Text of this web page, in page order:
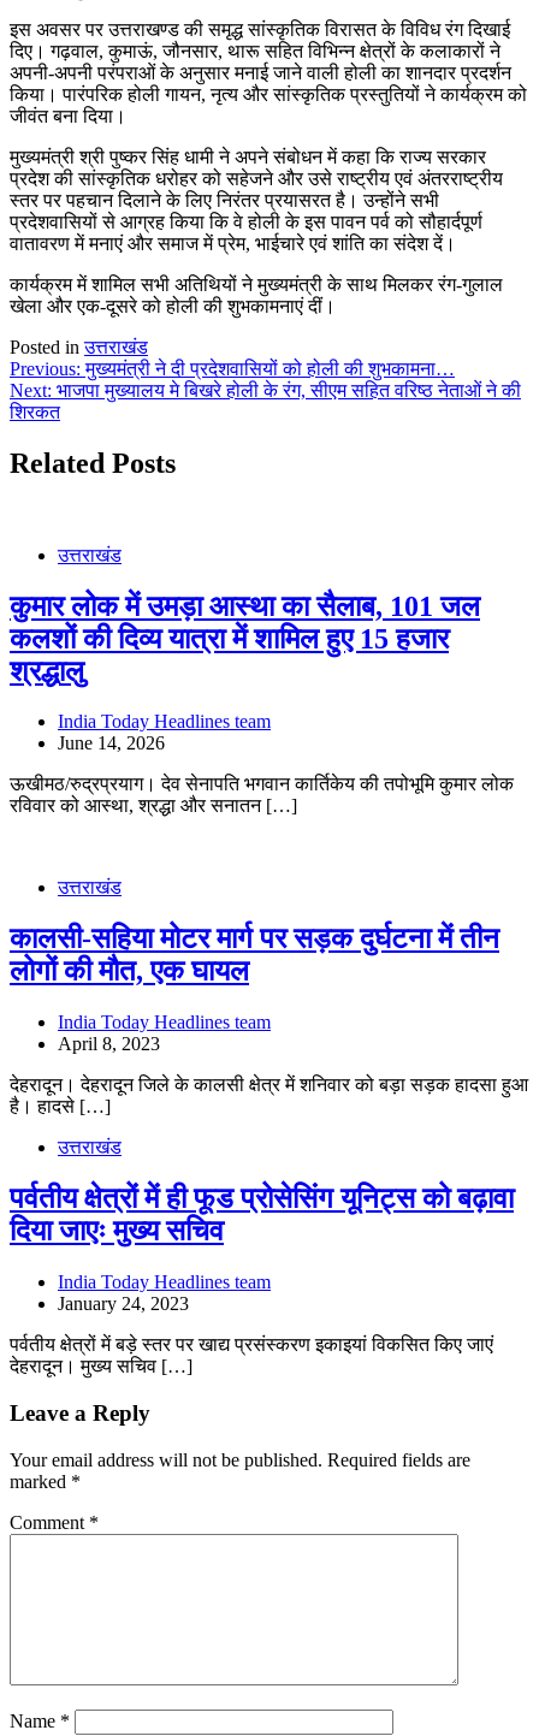
इस अवसर पर उत्तराखण्ड की समृद्ध सांस्कृतिक विरासत के विविध रंग दिखाई
दिए। गढ़वाल, कुमाऊं, जौनसार, थारू सहित विभिन्न क्षेत्रों के कलाकारों ने
अपनी-अपनी परंपराओं के अनुसार मनाई जाने वाली होली का शानदार प्रदर्शन
किया। पारंपरिक होली गायन, नृत्य और सांस्कृतिक प्रस्तुतियों ने कार्यक्रम को
जीवंत बना दिया।
मुख्यमंत्री श्री पुष्कर सिंह धामी ने अपने संबोधन में कहा कि राज्य सरकार
प्रदेश की सांस्कृतिक धरोहर को सहेजने और उसे राष्ट्रीय एवं अंतरराष्ट्रीय
स्तर पर पहचान दिलाने के लिए निरंतर प्रयासरत है। उन्होंने सभी
प्रदेशवासियों से आग्रह किया कि वे होली के इस पावन पर्व को सौहार्दपूर्ण
वातावरण में मनाएं और समाज में प्रेम, भाईचारे एवं शांति का संदेश दें।
कार्यक्रम में शामिल सभी अतिथियों ने मुख्यमंत्री के साथ मिलकर रंग-गुलाल
खेला और एक-दूसरे को होली की शुभकामनाएं दीं।
Posted inउत्तराखंड
Post
navigation
Previous: मुख्यमंत्री ने दी प्रदेशवासियों को होली की शुभकामना…
Next: भाजपा मुख्यालय मे बिखरे होली के रंग, सीएम सहित वरिष्ठ नेताओं ने की
शिरकत
Related Posts
उत्तराखंड
कुमार लोक में उमड़ा आस्था का सैलाब, 101 जल
कलशों की दिव्य यात्रा में शामिल हुए 15 हजार
श्रद्धालु
India Today Headlines team
June 14, 2026
ऊखीमठ/रुद्रप्रयाग। देव सेनापति भगवान कार्तिकेय की तपोभूमि कुमार लोक
रविवार को आस्था, श्रद्धा और सनातन […]
उत्तराखंड
कालसी-सहिया मोटर मार्ग पर सड़क दुर्घटना में तीन
लोगों की मौत, एक घायल
India Today Headlines team
April 8, 2023
देहरादून। देहरादून जिले के कालसी क्षेत्र में शनिवार को बड़ा सड़क हादसा हुआ
है। हादसे […]
उत्तराखंड
पर्वतीय क्षेत्रों में ही फूड प्रोसेसिंग यूनिट्स को बढ़ावा
दिया जाएः मुख्य सचिव
India Today Headlines team
January 24, 2023
पर्वतीय क्षेत्रों में बड़े स्तर पर खाद्य प्रसंस्करण इकाइयां विकसित किए जाएं
देहरादून। मुख्य सचिव […]
Leave a Reply
Your email address will not be published. Required fields are
marked *
Comment *
Name *